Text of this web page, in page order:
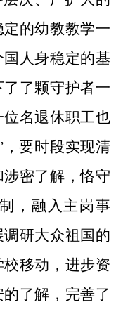
的幼教教学一
人身稳定的基
了颗守护者一
位名退休职工也
要时段实现清
密了解，恪守
，融入主岗事
研大众祖国的
移动，进步资
了解，完善了